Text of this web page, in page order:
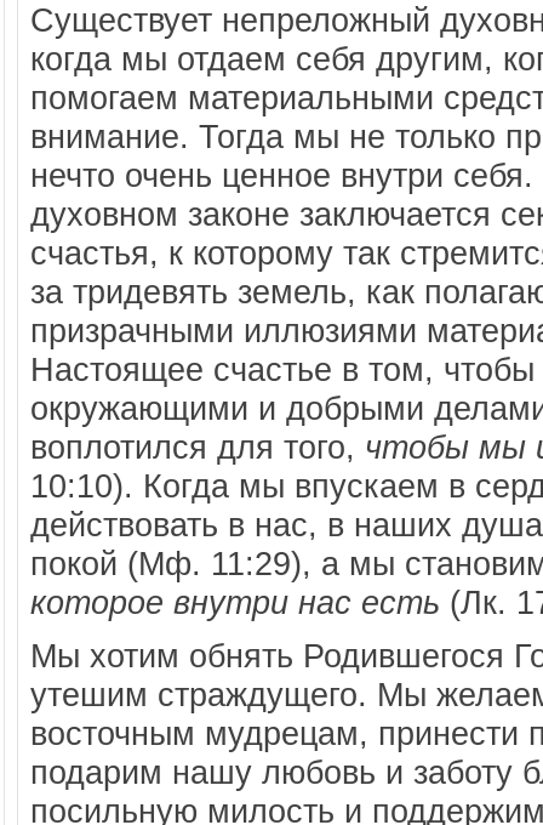
Существует непреложный
когда мы отдаем себя другим,
помогаем материальными
внимание. Тогда мы не только
нечто очень ценное внутри
духовном законе заключается
счастья, к которому так
за тридевять земель, как
призрачными иллюзиями
Настоящее счастье в том,
окружающими и добрыми
воплотился для того, чтобы мы
10:10). Когда мы впускаем в
действовать в нас, в наших
покой (Мф. 11:29), а мы
которое внутри нас есть (Лк.
Мы хотим обнять Родившегося
утешим страждущего. Мы
восточным мудрецам, принести
подарим нашу любовь и заботу
посильную милость и